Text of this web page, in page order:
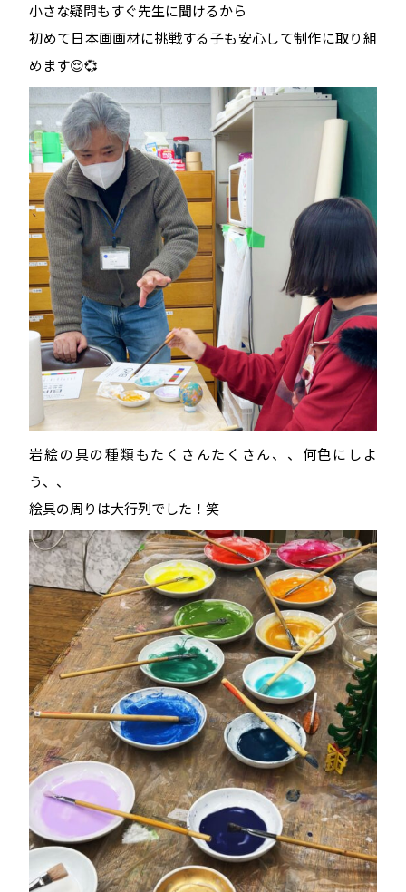
小さな疑問もすぐ先生に聞けるから
初めて日本画画材に挑戦する子も安心して制作に取り組
めます😌💞
岩絵の具の種類もたくさんたくさん、、何色にしよ
う、、
絵具の周りは大行列でした！笑